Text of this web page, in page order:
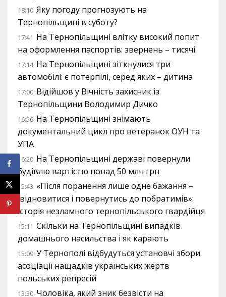
18:10 Яку погоду прогнозують на
Тернопільщині в суботу?
17:41 На Тернопільщині влітку високий попит
на оформлення паспортів: звернень – тисячі
17:14 На Тернопільщині зіткнулися три
автомобілі: є потерпілі, серед яких – дитина
17:00 Відійшов у Вічність захисник із
Тернопільщини Володимир Дичко
16:56 На Тернопільщині знімають
документальний цикл про ветеранок ОУН та
УПА
16:20 На Тернопільщині державі повернули
будівлю вартістю понад 50 млн грн
15:43 «Після поранення лише одне бажання –
відновитися і повернутись до побратимів»:
історія незламного тернопільського гвардійця
15:11 Скільки на Тернопільщині випадків
домашнього насильства і як карають
15:09 У Тернополі відбудуться установчі збори
асоціації нащадків українських жертв
польських репресій
13:30 Чоловіка, який зник безвісти на